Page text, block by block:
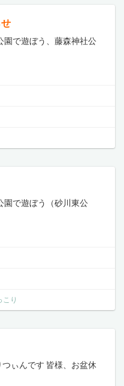
園で遊ぼう、藤森神社公
園で遊ぼう（砂川東公
こり
ぃんです 皆様、お盆休